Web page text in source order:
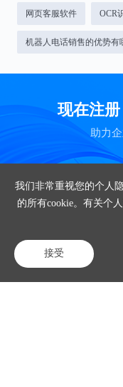
网页客服软件 OCR
机器人电话销售的优势有
现在注
助力
解决方案
我们非常重视您的个人
的所有cookie。有关个
接受
电话咨询